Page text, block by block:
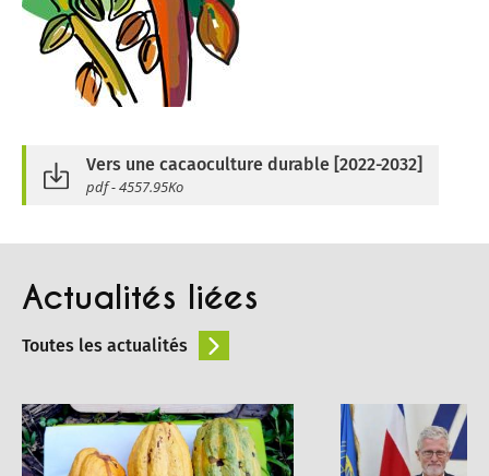
Vers une cacaoculture durable [2022-2032]
pdf - 4557.95Ko
Actualités liées
Toutes les actualités